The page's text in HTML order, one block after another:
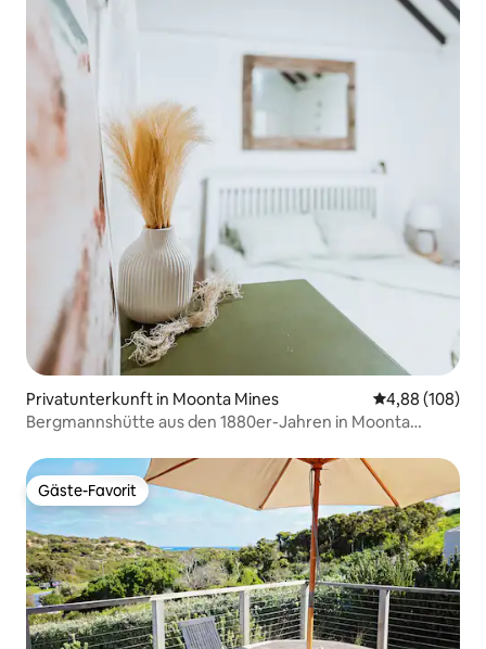
Privatunterkunft in Moonta Mines
4,88 (108)
Bergmannshütte aus den 1880er-Jahren in Moonta
Gäste-Favorit
Gäste-Favorit